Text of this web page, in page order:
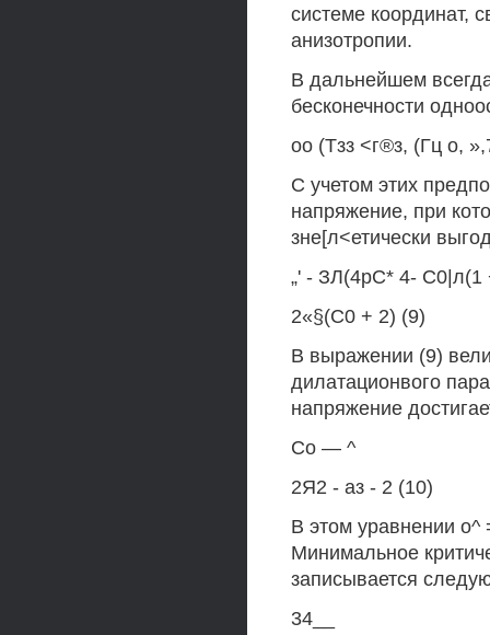
системе координат,
анизотропии.
В дальнейшем
бесконечности
оо (Тзз <г®з, (Гц о,
С учетом этих
напряжение, при
зне[л<етически
„' - ЗЛ(4рС* 4- С0|л(1
2«§(С0 + 2) (9)
В выражении (9)
дилатационвого
напряжение
Со — ^
2Я2 - аз - 2 (10)
В этом уравнении
Минимальное
записывается
34__